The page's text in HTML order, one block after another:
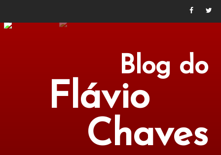
Blog do
Flávio
Chaves